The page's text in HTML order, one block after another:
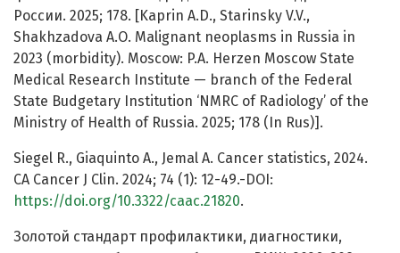
России. 2025; 178. [Kaprin A.D., Starinsky V.V.,
Shakhzadova A.O. Malignant neoplasms in Russia in
2023 (morbidity). Moscow: P.A. Herzen Moscow State
Medical Research Institute — branch of the Federal
State Budgetary Institution ‘NMRC of Radiology’ of the
Ministry of Health of Russia. 2025; 178 (In Rus)].
Siegel R., Giaquinto A., Jemal A. Cancer statistics, 2024.
CA Cancer J Clin. 2024; 74 (1): 12-49.-DOI:
https://doi.org/10.3322/caac.21820.
Золотой стандарт профилактики, диагностики,